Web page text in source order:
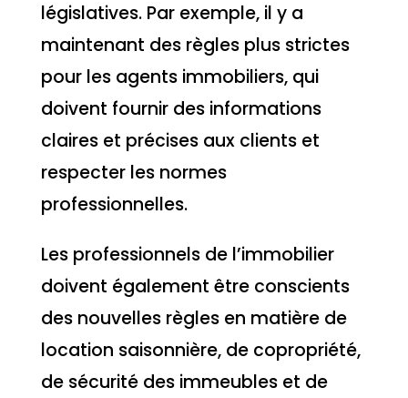
législatives. Par exemple, il y a
maintenant des règles plus strictes
pour les agents immobiliers, qui
doivent fournir des informations
claires et précises aux clients et
respecter les normes
professionnelles.
Les professionnels de l’immobilier
doivent également être conscients
des nouvelles règles en matière de
location saisonnière, de copropriété,
de sécurité des immeubles et de